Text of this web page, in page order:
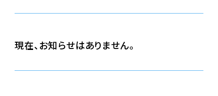
現在、お知らせはありません。